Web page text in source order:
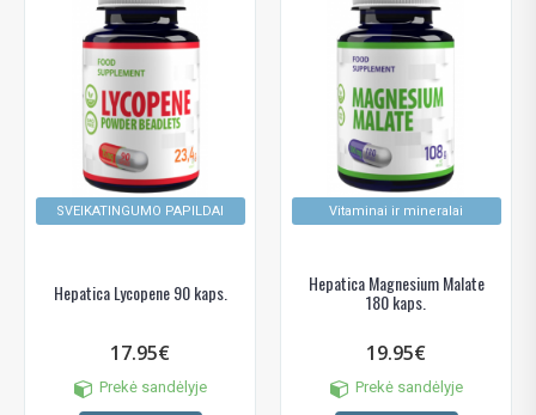
SVEIKATINGUMO PAPILDAI
Hepatica Lycopene 90 kaps.
17.95€
Prekė sandėlyje
Vitaminai ir mineralai
Hepatica Magnesium Malate
180 kaps.
19.95€
Prekė sandėlyje